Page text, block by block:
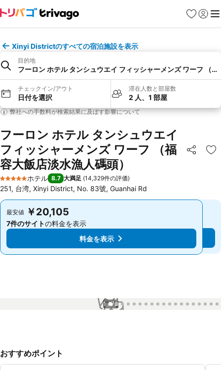
お気に入り
ログイ
メ
Xinyi Districtのすべての宿泊施設を表示
目的地
フーロン ホテル タンシュウエイ フィッシャーメンズ ワーフ （
チェックイン/アウト
日付を選択
滞在人数と部屋数
2 人、1 部屋
弊社への手数料が検索結果に及ぼす影響について
フーロン ホテル タンシュウエイ
フィッシャーメンズ ワーフ （福
容大飯店淡水漁人碼頭）
シェア お
5 ホテルのランク
ホテル 8.7 大満足 (14,329件の評価)
251, 台湾, Xinyi District, No. 83號, Guanhai Rd
最安値 ￥20,105
7件のサイトの料金を表示
料金を表示
最安値 ￥20,105
7件のサイトの料金を表示
料金を表示
1 / 73
おすすめポイント